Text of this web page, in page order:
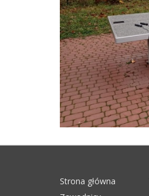
Strona główna